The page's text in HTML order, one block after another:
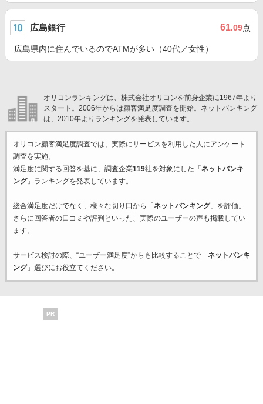
広島銀行 61.09点
広島県内に住んでいるのでATMが多い（40代／女性）
オリコンランキングは、株式会社オリコンを前身企業に1967年より
スタート。2006年からは顧客満足度調査を開始。ネットバンキング
は、2010年よりランキングを発表しています。
オリコン顧客満足度調査では、実際にサービスを利用した 人にアンケート
調査を実施。
満足度に関する回答を基に、調査企業119社を対象にした「 ネットバンキ
ング」ランキングを発表しています。
総合満足度だけでなく、様々な切り口から「 ネットバンキング」を評価。
さらに回答者の口コミや評判といった、実際のユーザーの声も掲載してい
ます。
サービス検討の際、“ユーザー満足度”からも比較することで「 ネットバンキ
ング」選びにお役立てください。
PR